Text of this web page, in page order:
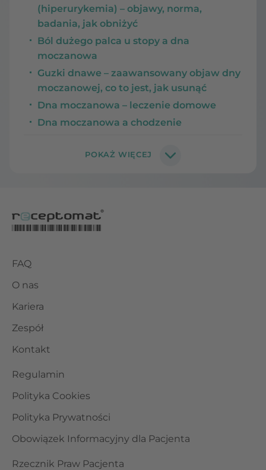
(hiperurykemia) – objawy, norma,
badania, jak obniżyć
Ból dużego palca u stopy a dna
moczanowa
Guzki dnawe – zaawansowany objaw dny
moczanowej, co to jest, jak usunąć
Dna moczanowa – leczenie domowe
Dna moczanowa a chodzenie
FAQ
O nas
Kariera
Zespół
Kontakt
Regulamin
Polityka Cookies
Polityka Prywatności
Obowiązek Informacyjny dla Pacjenta
Rzecznik Praw Pacjenta